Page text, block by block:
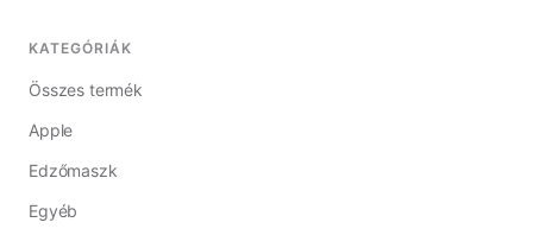
KATEGÓRIÁK
Összes termék
Apple
Edzőmaszk
Egyéb